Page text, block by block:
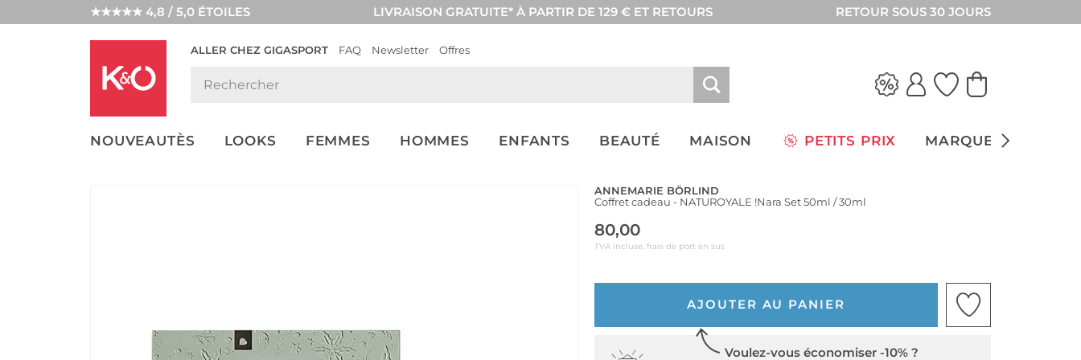
★★★★★ 4,8 / 5,0 ÉTOILES LIVRAISON GRATUITE* À PARTIR DE 129 € ET RETOURS RETOUR SOUS 30 JOURS
ALLER CHEZ GIGASPORT FAQ Newsletter Offres
NOUVEAUTÈS LOOKS FEMMES HOMMES ENFANTS BEAUTÉ MAISON PETITS PRIX MARQUES
LOOKS
WEDDING
ANNEMARIE BÖRLIND
Coffret cadeau - NATUROYALE !Nara Set 50ml / 30ml
80,00
TVA incluse, frais de port en sus
AJOUTER AU PANIER
Voulez-vous économiser -10% ?